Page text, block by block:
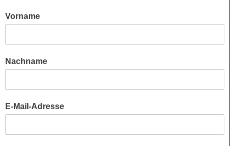
Vorname
Nachname
E-Mail-Adresse